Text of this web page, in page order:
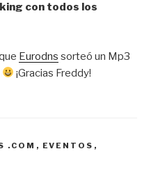
con todos los
Eurodns sorteó un Mp3
¡Gracias Freddy!
.COM , EVENTOS ,